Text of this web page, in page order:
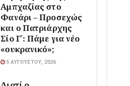
Αμπχαζίας στο
Φανάρι – Προσεχώς
και ο Πατριάρχης
Σίο Γ΄: Πάμε για νέο
«ουκρανικό»;
5 ΑΥΓΟΎΣΤΟΥ, 2026